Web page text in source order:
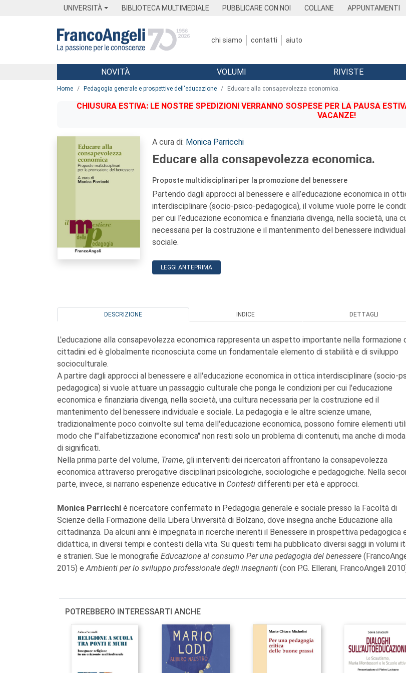
UNIVERSITÀ BIBLIOTECA MULTIMEDIALE PUBBLICARE CON NOI COLLANE APPUNTAMENTI
chi siamo contatti aiuto
Menu
NOVITÀ VOLUMI RIVISTE
Home Pedagogia generale e prospettive dell'educazione Educare alla consapevolezza economica.
CHIUSURA ESTIVA: LE NOSTRE SPEDIZIONI VERRANNO SOSPESE PER LA PAUSA
VACANZE!
A cura di: Monica Parricchi
Educare alla consapevolezza economica.
Proposte multidisciplinari per la promozione del benessere
Partendo dagli approcci al benessere e all’educazione economica in
interdisciplinare (socio-psico-pedagogica), il volume vuole porre le
per cui l’educazione economica e finanziaria divenga, nella società, una
necessaria per la costruzione e il mantenimento del benessere
sociale.
LEGGI ANTEPRIMA
DESCRIZIONE INDICE DETTAGLI
L'educazione alla consapevolezza economica rappresenta un aspetto importante nella formazione
cittadini ed è globalmente riconosciuta come un fondamentale elemento di stabilità e di sviluppo
socioculturale.
A partire dagli approcci al benessere e all'educazione economica in ottica interdisciplinare (socio-
pedagogica) si vuole attuare un passaggio culturale che ponga le condizioni per cui l'educazione
economica e finanziaria divenga, nella società, una cultura necessaria per la costruzione ed il
mantenimento del benessere individuale e sociale. La pedagogia e le altre scienze umane,
tradizionalmente poco coinvolte sul tema dell'educazione economica, possono fornire elementi
modo che l'"alfabetizzazione economica" non resti solo un problema di contenuti, ma anche di
di significati.
Nella prima parte del volume, Trame, gli interventi dei ricercatori affrontano la consapevolezza
economica attraverso prerogative disciplinari psicologiche, sociologiche e pedagogiche. Nella
parte, invece, si narrano esperienze educative in Contesti differenti per età e approcci.
Monica Parricchi è ricercatore confermato in Pedagogia generale e sociale presso la Facoltà di
Scienze della Formazione della Libera Università di Bolzano, dove insegna anche Educazione alla
cittadinanza. Da alcuni anni è impegnata in ricerche inerenti il Benessere in prospettiva pedagogica
didattica, in diversi tempi e contesti della vita. Su questi temi ha pubblicato diversi saggi in volumi
e stranieri. Sue le monografie Educazione al consumo Per una pedagogia del benessere
2015) eAmbienti per lo sviluppo professionale degli insegnanti (con P.G. Ellerani, FrancoAngeli
POTREBBERO INTERESSARTI ANCHE